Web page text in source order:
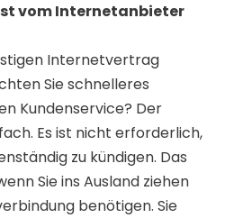
vom Internetanbieter
Internetvertrag
Sie schnelleres
Kundenservice? Der
Es ist nicht erforderlich,
zu kündigen. Das
Sie ins Ausland ziehen
benötigen. Sie